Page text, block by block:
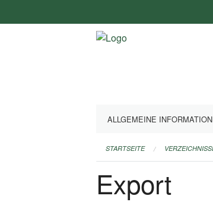
überspringen
ALLGEMEINE
STARTSEITE
Export